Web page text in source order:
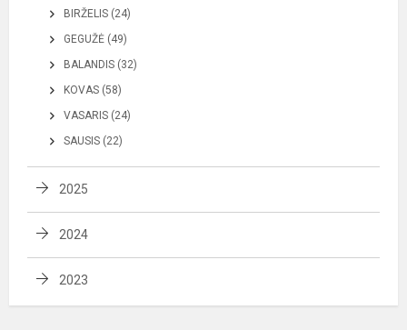
BIRŽELIS (24)
GEGUŽĖ (49)
BALANDIS (32)
KOVAS (58)
VASARIS (24)
SAUSIS (22)
2025
2024
2023